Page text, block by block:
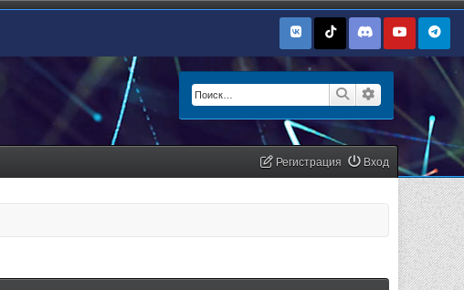
Поиск Расширенный
Вход
Регистрация